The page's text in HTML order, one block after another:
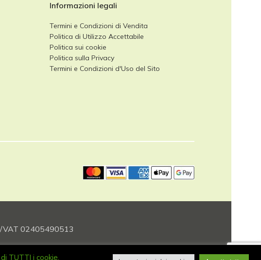
Informazioni legali
Termini e Condizioni di Vendita
Politica di Utilizzo Accettabile
Politica sui cookie
Politica sulla Privacy
Termini e Condizioni d'Uso del Sito
VAT 02405490513
TUTTI i cookie.